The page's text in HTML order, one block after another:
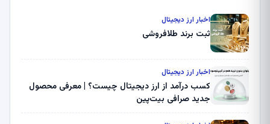
اخبار ارز دیجیتال
ثبت برند طلافروشی
اخبار ارز دیجیتال
کسب درآمد از ارز دیجیتال چیست؟ | معرفی محصول
جدید صرافی بیت‌پین